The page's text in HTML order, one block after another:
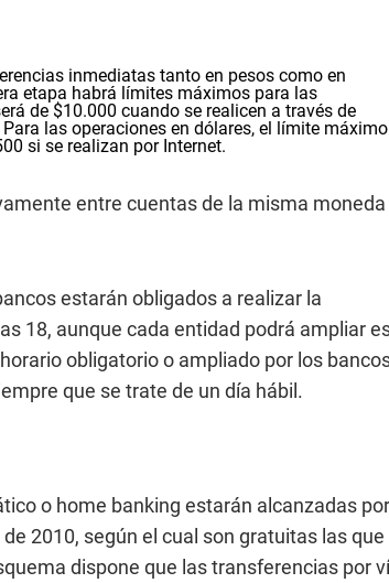
inmediatas tanto en pesos como en
etapa habrá límites máximos para las
de $10.000 cuando se realicen a través de
las operaciones en dólares, el límite máximo
si se realizan por Internet.
entre cuentas de la misma moneda
estarán obligados a realizar la
18, aunque cada entidad podrá ampliar
obligatorio o ampliado por los
que se trate de un día hábil.
o home banking estarán alcanzadas por
2010, según el cual son gratuitas las que
dispone que las transferencias por